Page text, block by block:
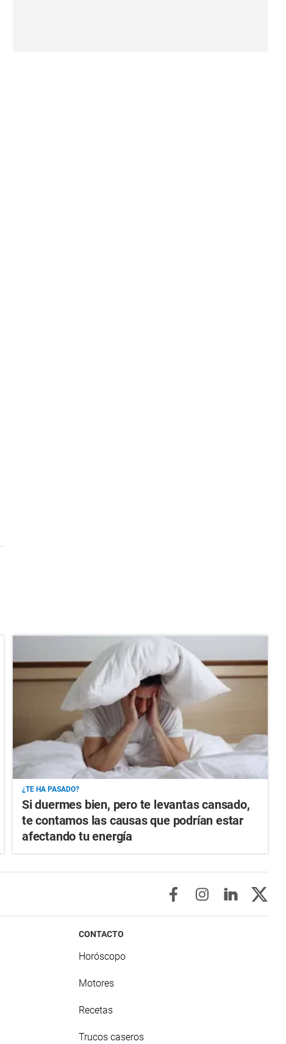
¿TE HA PASADO?
Si duermes bien, pero te levantas cansado,
te contamos las causas que podrían estar
afectando tu energía
CONTACTO
Horóscopo
Motores
Recetas
Trucos caseros